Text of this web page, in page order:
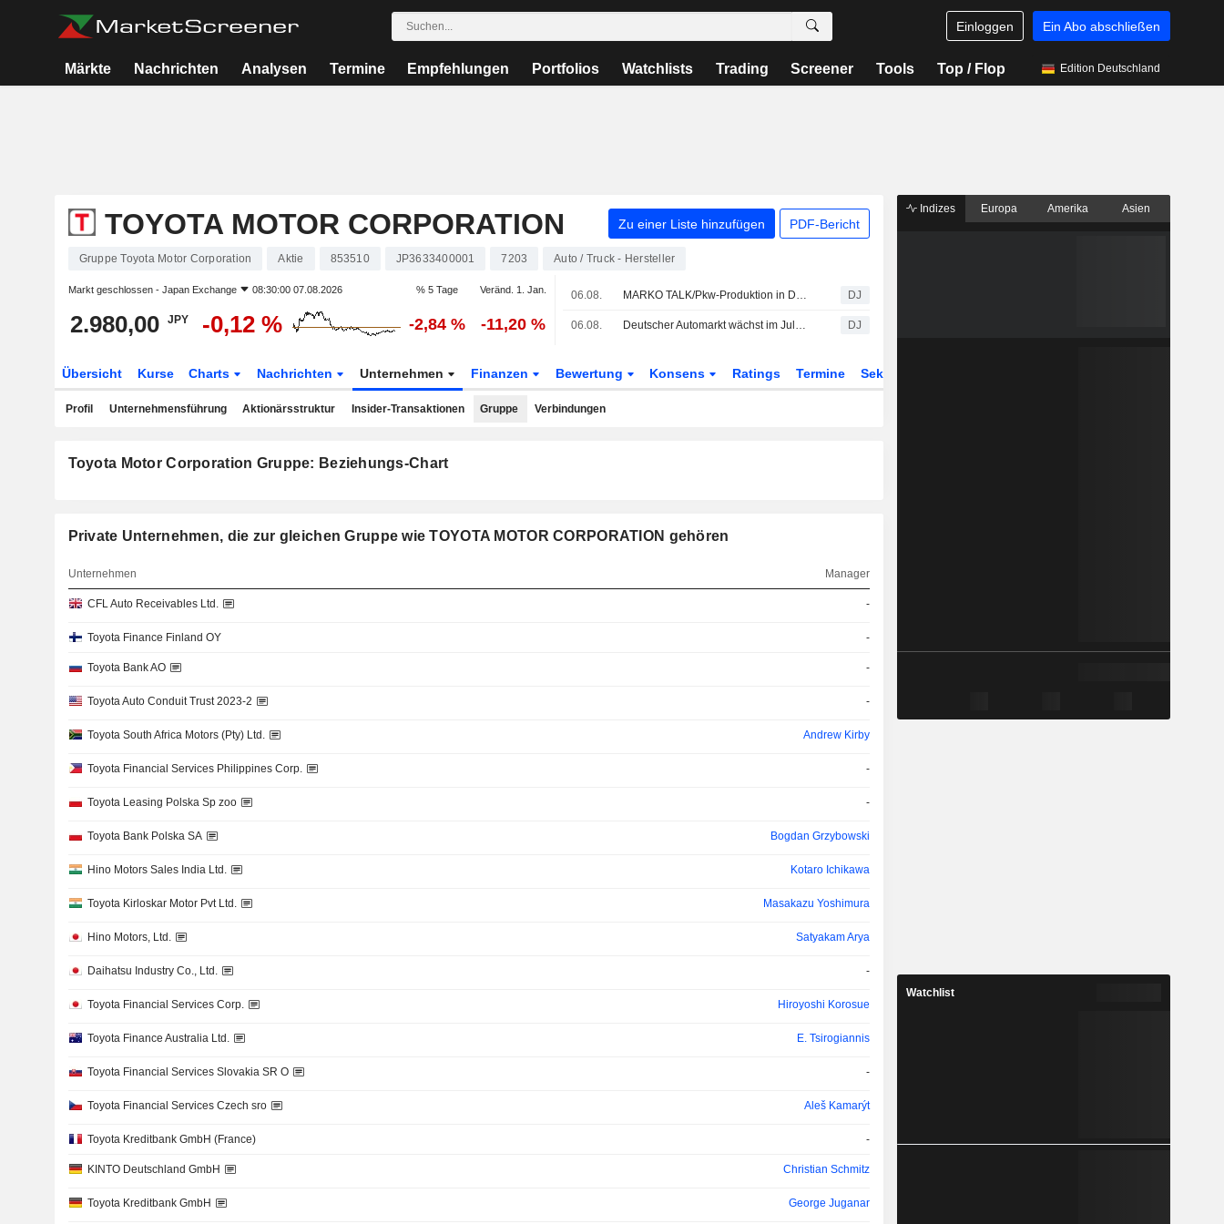
Einloggen Ein Abo abschließen
Märkte Nachrichten Analysen Termine Empfehlungen Portfolios Watchlists Trading Screener Tools Top / Flop Edition Deutschland
TOYOTA MOTOR CORPORATION Zu einer Liste hinzufügen PDF-Bericht
Gruppe Toyota Motor Corporation Aktie 853510 JP3633400001 7203 Auto / Truck - Hersteller
Markt geschlossen - Japan Exchange 08:30:00 07.08.2026 % 5 Tage Veränd. 1. Jan.
2.980,00 JPY -0,12 % -2,84 % -11,20 %
06.08. MARKO TALK/Pkw-Produktion in Deutschland sinkt im Juli DJ
06.08. Deutscher Automarkt wächst im Juli nur leicht - BYD erneut mit Absatzsprung DJ
Übersicht Kurse Charts Nachrichten Unternehmen Finanzen Bewertung Konsens Ratings Termine Sektor
Profil Unternehmensführung Aktionärsstruktur Insider-Transaktionen Gruppe Verbindungen
Toyota Motor Corporation Gruppe: Beziehungs-Chart
Private Unternehmen, die zur gleichen Gruppe wie TOYOTA MOTOR CORPORATION gehören
Unternehmen Manager
CFL Auto Receivables Ltd. -
Toyota Finance Finland OY -
Toyota Bank AO -
Toyota Auto Conduit Trust 2023-2 -
Toyota South Africa Motors (Pty) Ltd. Andrew Kirby
Toyota Financial Services Philippines Corp. -
Toyota Leasing Polska Sp zoo -
Toyota Bank Polska SA Bogdan Grzybowski
Hino Motors Sales India Ltd. Kotaro Ichikawa
Toyota Kirloskar Motor Pvt Ltd. Masakazu Yoshimura
Hino Motors, Ltd. Satyakam Arya
Daihatsu Industry Co., Ltd. -
Toyota Financial Services Corp. Hiroyoshi Korosue
Toyota Finance Australia Ltd. E. Tsirogiannis
Toyota Financial Services Slovakia SR O -
Toyota Financial Services Czech sro Aleš Kamarýt
Toyota Kreditbank GmbH (France) -
KINTO Deutschland GmbH Christian Schmitz
Toyota Kreditbank GmbH George Juganar
Indizes Europa Amerika Asien
Watchlist